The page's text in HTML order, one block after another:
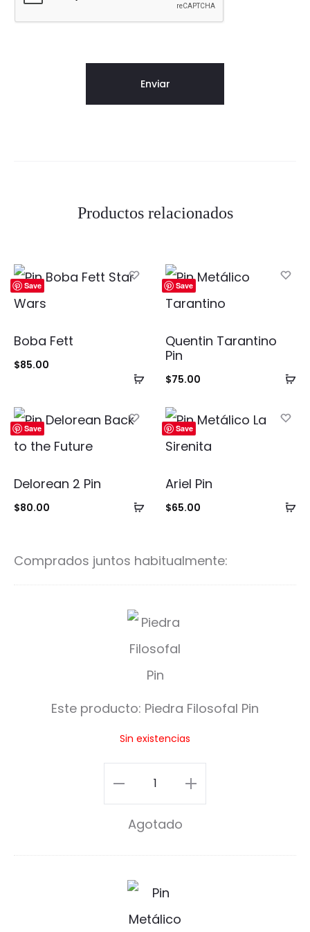
Productos relacionados
Save
Añadir
carrito
Boba Fett
$85.00
Save
Quentin Tarantino
Pin
$75.00
Save
Añadir
Delorean 2 Pin
$80.00
Save
Ariel Pin
$65.00
Comprados juntos habitualmente:
P
e
a
i
l
o
Este producto: Piedra Filosofal Pin
Sin existencias
Piedra
Filosofal
cantidad
Agotado
E
l